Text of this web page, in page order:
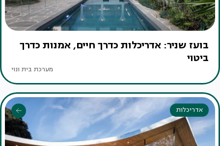
בועז שניר: אדריכלות כדרך חיים, אמנות כדרך
ביטוי
מערכת בית ונוי
אדריכלות